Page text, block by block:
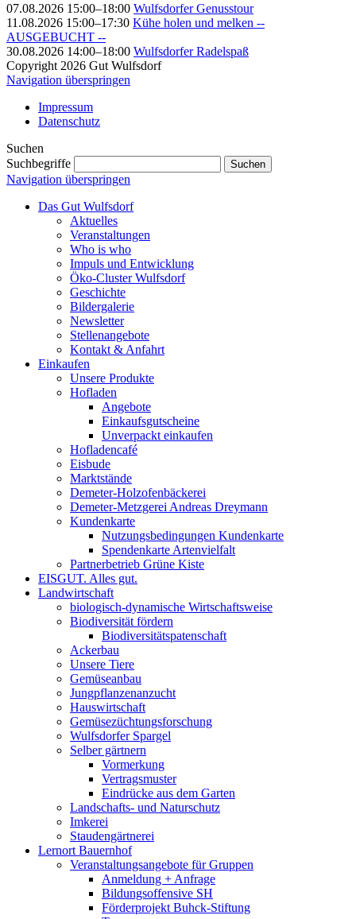
07.08.2026 15:00–18:00 Wulfsdorfer Genusstour
11.08.2026 15:00–17:30 Kühe holen und melken --
AUSGEBUCHT --
30.08.2026 14:00–18:00 Wulfsdorfer Radelspaß
Copyright 2026 Gut Wulfsdorf
Navigation überspringen
Impressum
Datenschutz
Suchen
Suchbegriffe
Suchen
Navigation überspringen
Das Gut Wulfsdorf
Aktuelles
Veranstaltungen
Who is who
Impuls und Entwicklung
Öko-Cluster Wulfsdorf
Geschichte
Bildergalerie
Newsletter
Stellenangebote
Kontakt & Anfahrt
Einkaufen
Unsere Produkte
Hofladen
Angebote
Einkaufsgutscheine
Unverpackt einkaufen
Hofladencafé
Eisbude
Marktstände
Demeter-Holzofenbäckerei
Demeter-Metzgerei Andreas Dreymann
Kundenkarte
Nutzungsbedingungen Kundenkarte
Spendenkarte Artenvielfalt
Partnerbetrieb Grüne Kiste
EISGUT. Alles gut.
Landwirtschaft
biologisch-dynamische Wirtschaftsweise
Biodiversität fördern
Biodiversitätspatenschaft
Ackerbau
Unsere Tiere
Gemüseanbau
Jungpflanzenanzucht
Hauswirtschaft
Gemüsezüchtungsforschung
Wulfsdorfer Spargel
Selber gärtnern
Vormerkung
Vertragsmuster
Eindrücke aus dem Garten
Landschafts- und Naturschutz
Imkerei
Staudengärtnerei
Lernort Bauernhof
Veranstaltungsangebote für Gruppen
Anmeldung + Anfrage
Bildungsoffensive SH
Förderprojekt Buhck-Stiftung